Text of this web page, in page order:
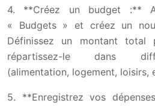
4. **Créez un budget :**
« Budgets » et créez un
Définissez un montant
répartissez-le dans
(alimentation, logement, loisirs,
5. **Enregistrez vos